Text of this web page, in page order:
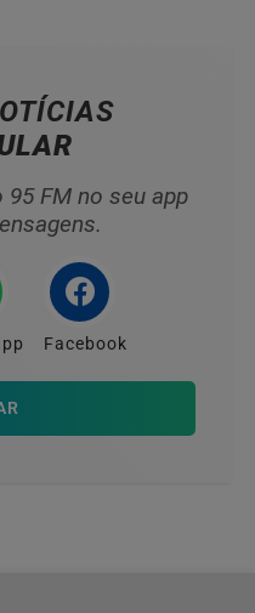
FM no seu app
Facebook